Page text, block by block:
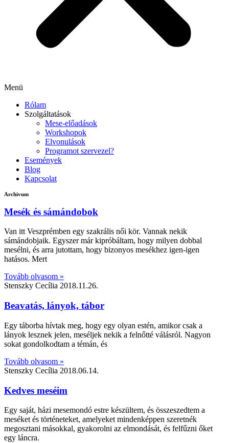
Menü
Rólam
Szolgáltatások
Mese-előadások
Workshopok
Elvonulások
Programot szervezel?
Események
Blog
Kapcsolat
Archivum
Mesék és sámándobok
Van itt Veszprémben egy szakrális női kör. Vannak nekik
sámándobjaik. Egyszer már kipróbáltam, hogy milyen dobbal
mesélni, és arra jutottam, hogy bizonyos mesékhez igen-igen
hatásos. Mert
Tovább olvasom »
Stenszky Cecília 2018.11.26.
Beavatás, lányok, tábor
Egy táborba hívtak meg, hogy egy olyan estén, amikor csak a
lányok lesznek jelen, meséljek nekik a felnőtté válásról. Nagyon
sokat gondolkodtam a témán, és
Tovább olvasom »
Stenszky Cecília 2018.06.14.
Kedves meséim
Egy saját, házi mesemondó estre készültem, és összeszedtem a
meséket és történeteket, amelyeket mindenképpen szeretnék
megosztani másokkal, gyakorolni az elmondását, és felfűzni őket
egy láncra.